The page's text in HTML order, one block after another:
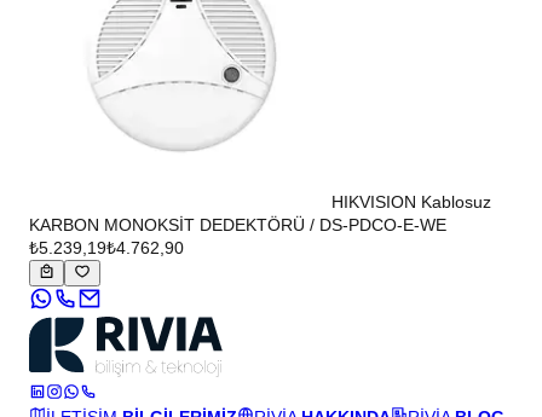
HIKVISION Kablosuz
KARBON MONOKSİT DEDEKTÖRÜ / DS-PDCO-E-WE
₺5.239,19₺4.762,90